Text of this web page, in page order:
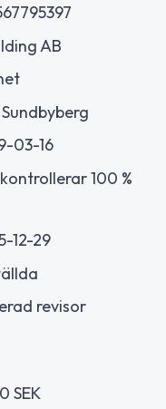
AB
03-16
100 %
12-29
revisor
SEK